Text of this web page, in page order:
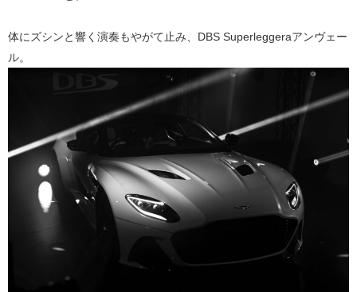
体にズシンと響く演奏もやがて止み、DBS Superleggeraアンヴェー
ル。